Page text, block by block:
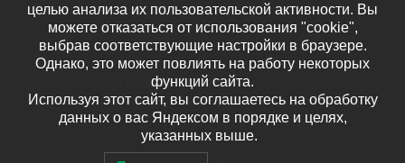
Дополнительное образование детей Тамбовской
области– Все права защищены
Работает наWP – Разработан вТема Customizr
целью анализа их пользовательской активности. Вы
можете отказаться от использования "cookie",
выбрав соответствующие настройки в браузере.
Однако, это может повлиять на работу некоторых
функций сайта.
Используя этот сайт, вы соглашаетесь на обработку
данных о вас Яндексом в порядке и целях,
указанных выше.